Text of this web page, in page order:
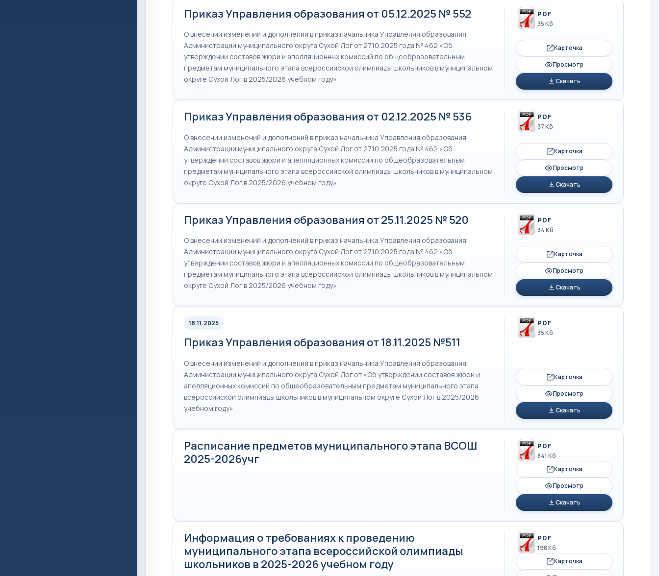
Приказ Управления образования от 05.12.2025 № 552
О внесении изменений и дополнений в приказ начальника Управления образования
Администрации муниципального округа Сухой Лог от 27.10.2025 года № 462 «Об
утверждении составов жюри и апелляционных комиссий по общеобразовательным
предметам муниципального этапа всероссийской олимпиады школьников в муниципальном
округе Сухой Лог в 2025/2026 учебном году»
PDF
35 Кб
Карточка
Просмотр
Скачать
Приказ Управления образования от 02.12.2025 № 536
О внесении изменений и дополнений в приказ начальника Управления образования
Администрации муниципального округа Сухой Лог от 27.10.2025 года № 462 «Об
утверждении составов жюри и апелляционных комиссий по общеобразовательным
предметам муниципального этапа всероссийской олимпиады школьников в муниципальном
округе Сухой Лог в 2025/2026 учебном году»
PDF
37 Кб
Карточка
Просмотр
Скачать
Приказ Управления образования от 25.11.2025 № 520
О внесении изменений и дополнений в приказ начальника Управления образования
Администрации муниципального округа Сухой Лог от 27.10.2025 года № 462 «Об
утверждении составов жюри и апелляционных комиссий по общеобразовательным
предметам муниципального этапа всероссийской олимпиады школьников в муниципальном
округе Сухой Лог в 2025/2026 учебном году»
PDF
34 Кб
Карточка
Просмотр
Скачать
18.11.2025
Приказ Управления образования от 18.11.2025 №511
О внесении изменений и дополнений в приказ начальника Управления образования
Администрации муниципального округа Сухой Лог от «Об утверждении составов жюри и
апелляционных комиссий по общеобразовательным предметам муниципального этапа
всероссийской олимпиады школьников в муниципальном округе Сухой Лог в 2025/2026
учебном году»
PDF
35 Кб
Карточка
Просмотр
Скачать
Расписание предметов муниципального этапа ВСОШ
2025-2026учг
PDF
841 Кб
Карточка
Просмотр
Скачать
Информация о требованиях к проведению
муниципального этапа всероссийской олимпиады
школьников в 2025-2026 учебном году
PDF
198 Кб
Карточка